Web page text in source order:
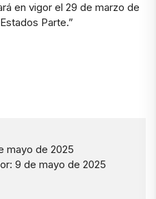
en vigor el 29 de marzo de
Parte.”
mayo de 2025
9 de mayo de 2025